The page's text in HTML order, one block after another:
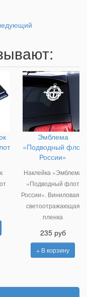
Эмблема
«Подводный флот
России»
Наклейка «Эмблема
«Подводный флот
России». Виниловая и
светоотражающая
пленка
235 руб
+ В корзину